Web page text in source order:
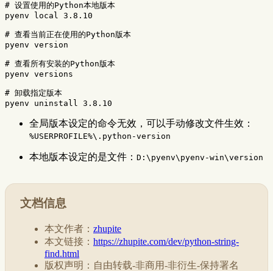
# 设置使用的Python本地版本
pyenv
local 3.8.10
# 查看当前正在使用的Python版本
pyenv version
# 查看所有安装的Python版本
pyenv versions
# 卸载指定版本
全局版本设定的命令无效，可以手动修改文件生效：
%USERPROFILE%\.python-version
本地版本设定的是文件： D:\pyenv\pyenv-win\version
文档信息
本文作者： zhupite
本文链接： https://zhupite.com/dev/python-string-
find.html
版权声明：自由转载-非商用-非衍生-保持署名